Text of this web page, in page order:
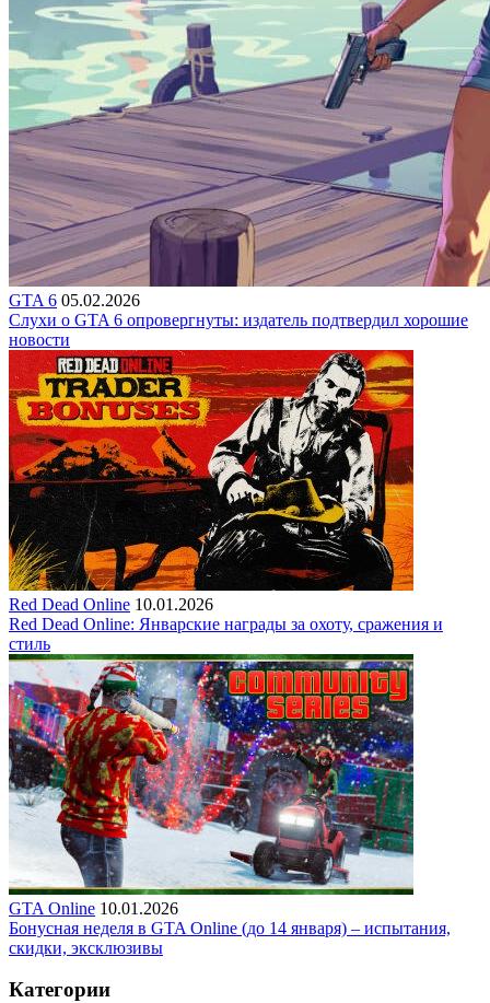
GTA 6 05.02.2026
Слухи о GTA 6 опровергнуты: издатель подтвердил хорошие
новости
Red Dead Online 10.01.2026
Red Dead Online: Январские награды за охоту, сражения и
стиль
GTA Online 10.01.2026
Бонусная неделя в GTA Online (до 14 января) – испытания,
скидки, эксклюзивы
Категории